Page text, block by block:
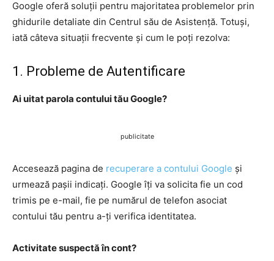
Google oferă soluții pentru majoritatea problemelor prin
ghidurile detaliate din Centrul său de Asistență. Totuși,
iată câteva situații frecvente și cum le poți rezolva:
1. Probleme de Autentificare
Ai uitat parola contului tău Google?
publicitate
Accesează pagina de recuperare a contului Google și
urmează pașii indicați. Google îți va solicita fie un cod
trimis pe e-mail, fie pe numărul de telefon asociat
contului tău pentru a-ți verifica identitatea.
Activitate suspectă în cont?